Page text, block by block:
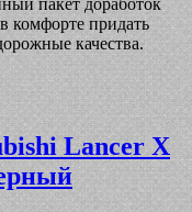
комфорте придать
качества.
Lancer X